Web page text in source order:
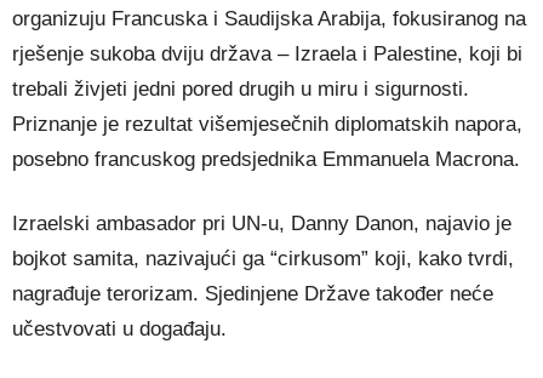
organizuju Francuska i Saudijska Arabija, fokusiranog na
rješenje sukoba dviju država – Izraela i Palestine, koji bi
trebali živjeti jedni pored drugih u miru i sigurnosti.
Priznanje je rezultat višemjesečnih diplomatskih napora,
posebno francuskog predsjednika Emmanuela Macrona.
Izraelski ambasador pri UN-u, Danny Danon, najavio je
bojkot samita, nazivajući ga “cirkusom” koji, kako tvrdi,
nagrađuje terorizam. Sjedinjene Države također neće
učestvovati u događaju.